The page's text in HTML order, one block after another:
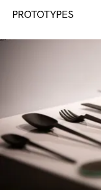
PROTOTYPES